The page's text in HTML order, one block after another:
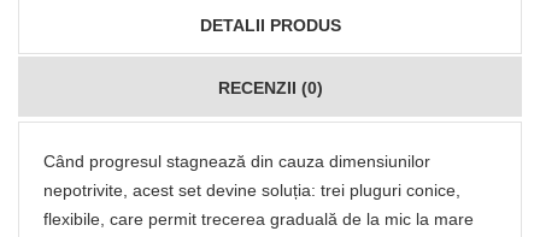
DETALII PRODUS
RECENZII (0)
Când progresul stagnează din cauza dimensiunilor
nepotrivite, acest set devine soluția: trei pluguri conice,
flexibile, care permit trecerea graduală de la mic la mare